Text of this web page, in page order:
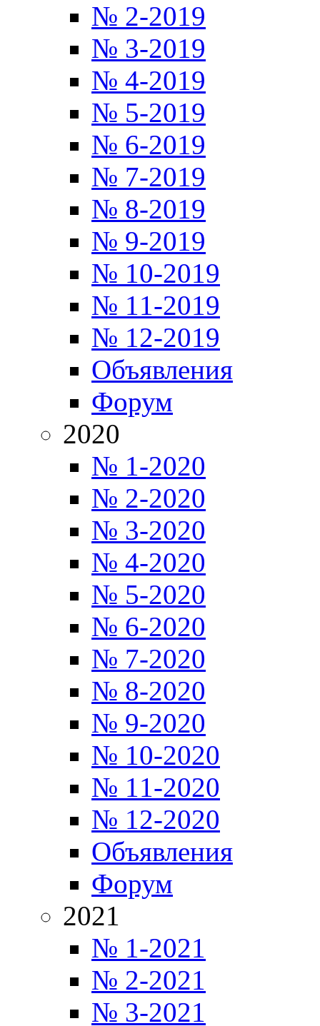
№ 2-2019
№ 3-2019
№ 4-2019
№ 5-2019
№ 6-2019
№ 7-2019
№ 8-2019
№ 9-2019
№ 10-2019
№ 11-2019
№ 12-2019
Объявления
Форум
2020
№ 1-2020
№ 2-2020
№ 3-2020
№ 4-2020
№ 5-2020
№ 6-2020
№ 7-2020
№ 8-2020
№ 9-2020
№ 10-2020
№ 11-2020
№ 12-2020
Объявления
Форум
2021
№ 1-2021
№ 2-2021
№ 3-2021